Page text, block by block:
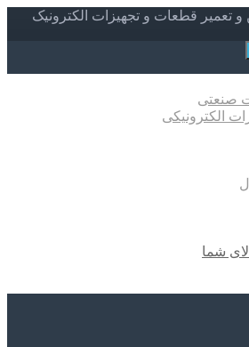
تعمیر قطعات و تجهیزات الکترونیک
صنعتی
الکترونیکی
شما